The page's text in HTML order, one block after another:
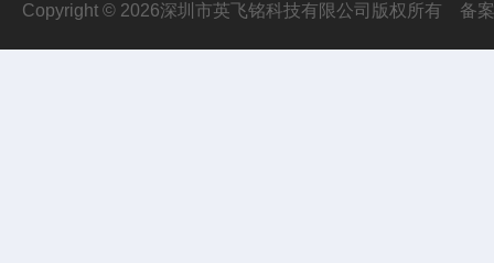
Copyright © 2026深圳市英飞铭科技有限公司版权所有 备